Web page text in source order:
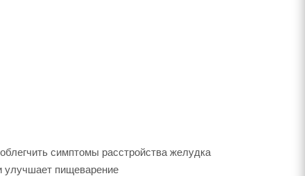
симптомы расстройства желудка
улучшает пищеварение